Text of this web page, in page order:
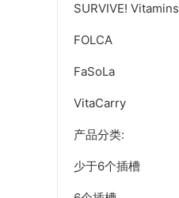
SURVIVE! Vitamins
FOLCA
FaSoLa
VitaCarry
产品分类:
少于6个插槽